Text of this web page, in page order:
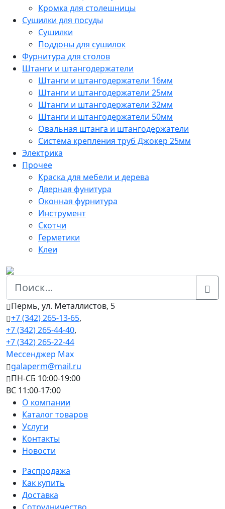
Кромка для столешницы
Сушилки для посуды
Сушилки
Поддоны для сушилок
Фурнитура для столов
Штанги и штангодержатели
Штанги и штангодержатели 16мм
Штанги и штангодержатели 25мм
Штанги и штангодержатели 32мм
Штанги и штангодержатели 50мм
Овальная штанга и штангодержатели
Система крепления труб Джокер 25мм
Электрика
Прочее
Краска для мебели и дерева
Дверная фунитура
Оконная фурнитура
Инструмент
Скотчи
Герметики
Клеи
Пермь, ул. Металлистов, 5
+7 (342) 265-13-65,
+7 (342) 265-44-40,
+7 (342) 265-22-44
Мессенджер Мах
galaperm@mail.ru
ПН-СБ 10:00-19:00
ВС 11:00-17:00
О компании
Каталог товаров
Услуги
Контакты
Новости
Распродажа
Как купить
Доставка